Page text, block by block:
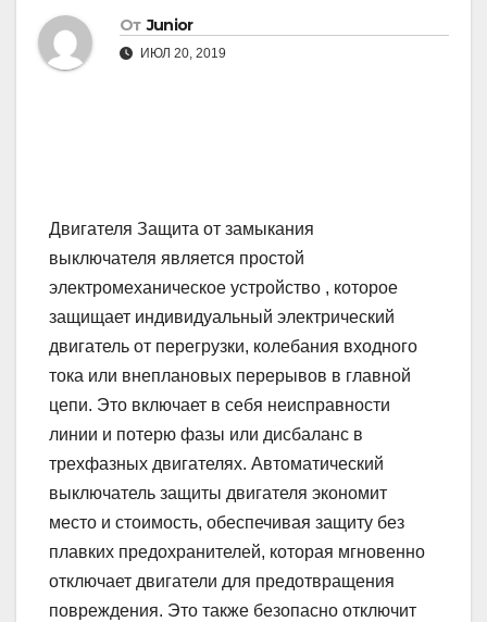
От Junior
ИЮЛ 20, 2019
Двигателя Защита от замыкания
выключателя является простой
электромеханическое устройство , которое
защищает индивидуальный электрический
двигатель от перегрузки, колебания входного
тока или внеплановых перерывов в главной
цепи. Это включает в себя неисправности
линии и потерю фазы или дисбаланс в
трехфазных двигателях. Автоматический
выключатель защиты двигателя экономит
место и стоимость, обеспечивая защиту без
плавких предохранителей, которая мгновенно
отключает двигатели для предотвращения
повреждения. Это также безопасно отключит